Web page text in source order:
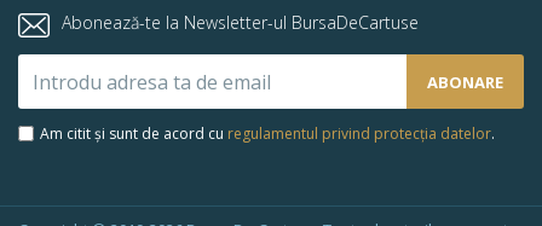
Abonează-te la Newsletter-ul BursaDeCartuse
la
newsletter-
ABONARE
Am citit și sunt de acord cu regulamentul privind protecția datelor.